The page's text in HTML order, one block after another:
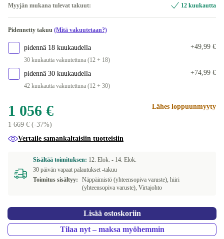
Saatavilla muissa konfiguraatioissa
hopea
Myyjän mukana tulevat takuut: 12 kuukautta
Pidennetty takuu (Mitä vakuutetaan?)
pidennä 18 kuukaudella
30 kuukautta vakuutettuna (12 + 18)
+49,99 €
pidennä 30 kuukaudella
42 kuukautta vakuutettuna (12 + 30)
+74,99 €
1 056 €
1 669 € (-37%)
Lähes loppuunmyyty
Vertaile samankaltaisiin tuotteisiin
Sisältää toimituksen: 12. Elok. - 14. Elok.
30 päivän vapaat palautukset -takuu
Toimitus sisältyy:
Näppäimistö (yhteensopiva varuste), hiiri
(yhteensopiva varuste), Virtajohto
Lisää ostoskoriin
Tilaa nyt – maksa myöhemmin